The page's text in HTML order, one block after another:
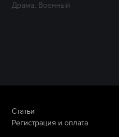
Драма, Военный
Статьи
Регистрация и оплата